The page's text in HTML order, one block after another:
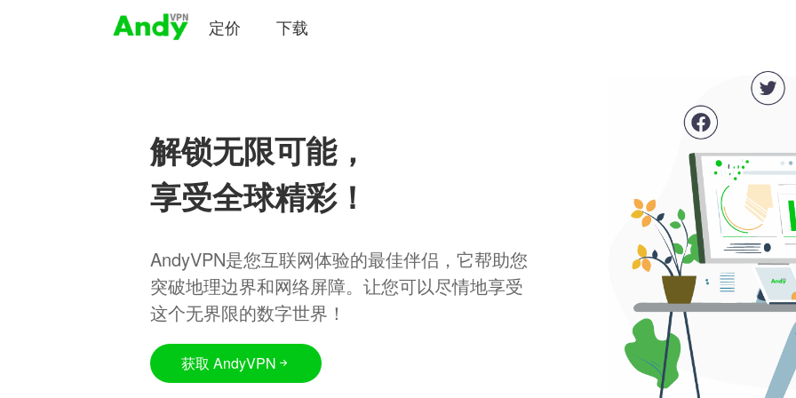
定价 下载
解锁无限可能，
享受全球精彩！
AndyVPN是您互联网体验的最佳伴侣，它帮助您
突破地理边界和网络屏障。让您可以尽情地享受
这个无界限的数字世界！
获取 AndyVPN